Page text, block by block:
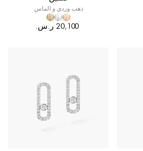
ذهب وردي و الماس